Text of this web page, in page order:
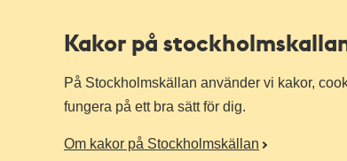
Kakor på
På Stockholmskällan använder vi kakor,
fungera på ett bra sätt för dig.
Om kakor på Stockholmskällan